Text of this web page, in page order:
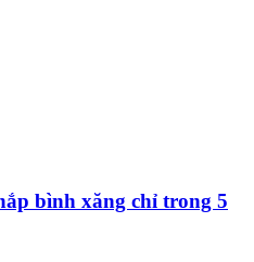
bình xăng chỉ trong 5